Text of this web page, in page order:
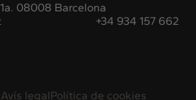
08008 Barcelona
+34 934 157 662
Avís legalPolítica de cookies